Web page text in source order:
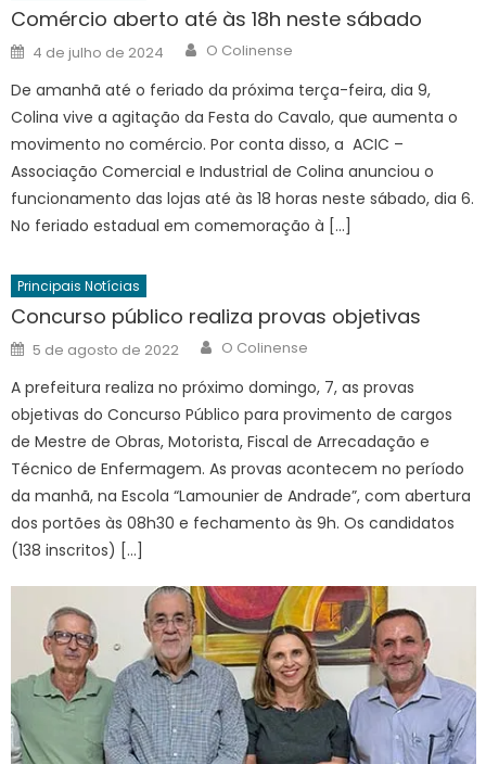
Comércio aberto até às 18h neste sábado
Posted
on
4 de julho de 2024 Author
O Colinense
De amanhã até o feriado da próxima terça-feira, dia 9,
Colina vive a agitação da Festa do Cavalo, que aumenta o
movimento no comércio. Por conta disso, a ACIC –
Associação Comercial e Industrial de Colina anunciou o
funcionamento das lojas até às 18 horas neste sábado, dia 6.
No feriado estadual em comemoração à […]
Principais Notícias
Concurso público realiza provas objetivas
Posted
on
5 de agosto de 2022 Author
O Colinense
A prefeitura realiza no próximo domingo, 7, as provas
objetivas do Concurso Público para provimento de cargos
de Mestre de Obras, Motorista, Fiscal de Arrecadação e
Técnico de Enfermagem. As provas acontecem no período
da manhã, na Escola “Lamounier de Andrade”, com abertura
dos portões às 08h30 e fechamento às 9h. Os candidatos
(138 inscritos) […]